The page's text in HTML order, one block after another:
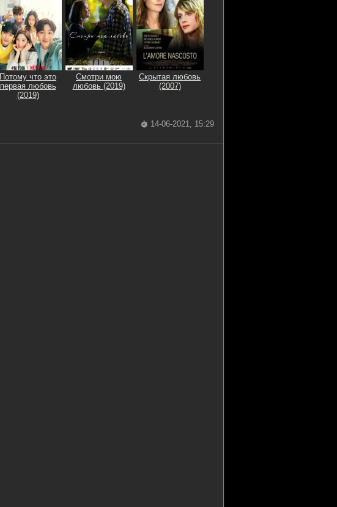
Потому что это
первая любовь
(2019)
Смотри мою
любовь (2019)
Скрытая любовь
(2007)
14-06-2021, 15:29